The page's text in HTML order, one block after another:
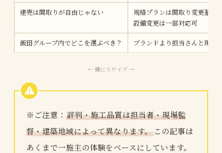
建売は間取りが自由じゃない
規格プランは間取り変更基本
設備変更は一部対応可
飯田グループ内でどこを選ぶべき？ ブランドより担当さんと現場
※ご注意：評判・施工品質は担当者・現場監
督・建築地域によって異なります。 この記事は
あくまで一施主の体験をベースにしています。